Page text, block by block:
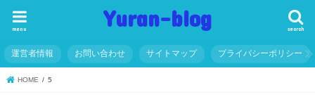
Yuran-blog search
menu
運営者情報 お問い合わせ サイトマップ プライバシーポリシー
HOME 5